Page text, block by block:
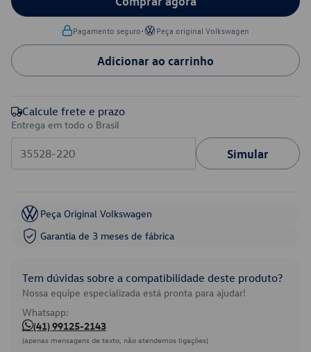
Pagamento seguro• Peça original Volkswagen
Adicionar ao carrinho
Calcule frete e prazo
Entrega em todo o Brasil
Simular
Peça Original Volkswagen
Garantia de 3 meses de fábrica
Tem dúvidas sobre a compatibilidade deste produto?
Nossa equipe especializada está pronta para ajudar!
Whatsapp:
(41) 99125-2143
(apenas mensagens de texto, não atendemos ligações)